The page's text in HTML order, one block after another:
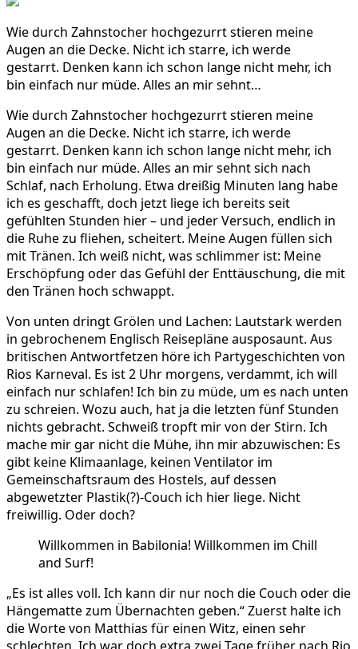
in
der
Favela
–
ein
Experiment
Wie durch Zahnstocher hochgezurrt stieren meine
Augen an die Decke. Nicht ich starre, ich werde
gestarrt. Denken kann ich schon lange nicht mehr, ich
bin einfach nur müde. Alles an mir sehnt…
Wie durch Zahnstocher hochgezurrt stieren meine
Augen an die Decke. Nicht ich starre, ich werde
gestarrt. Denken kann ich schon lange nicht mehr, ich
bin einfach nur müde. Alles an mir sehnt sich nach
Schlaf, nach Erholung. Etwa dreißig Minuten lang habe
ich es geschafft, doch jetzt liege ich bereits seit
gefühlten Stunden hier – und jeder Versuch, endlich in
die Ruhe zu fliehen, scheitert. Meine Augen füllen sich
mit Tränen. Ich weiß nicht, was schlimmer ist: Meine
Erschöpfung oder das Gefühl der Enttäuschung, die mit
den Tränen hoch schwappt.
Von unten dringt Grölen und Lachen: Lautstark werden
in gebrochenem Englisch Reisepläne ausposaunt. Aus
britischen Antwortfetzen höre ich Partygeschichten von
Rios Karneval. Es ist 2 Uhr morgens, verdammt, ich will
einfach nur schlafen! Ich bin zu müde, um es nach unten
zu schreien. Wozu auch, hat ja die letzten fünf Stunden
nichts gebracht. Schweiß tropft mir von der Stirn. Ich
mache mir gar nicht die Mühe, ihn mir abzuwischen: Es
gibt keine Klimaanlage, keinen Ventilator im
Gemeinschaftsraum des Hostels, auf dessen
abgewetzter Plastik(?)-Couch ich hier liege. Nicht
freiwillig. Oder doch?
Willkommen in Babilonia! Willkommen im Chill
and Surf!
„Es ist alles voll. Ich kann dir nur noch die Couch oder die
Hängematte zum Übernachten geben.“ Zuerst halte ich
die Worte von Matthias für einen Witz, einen sehr